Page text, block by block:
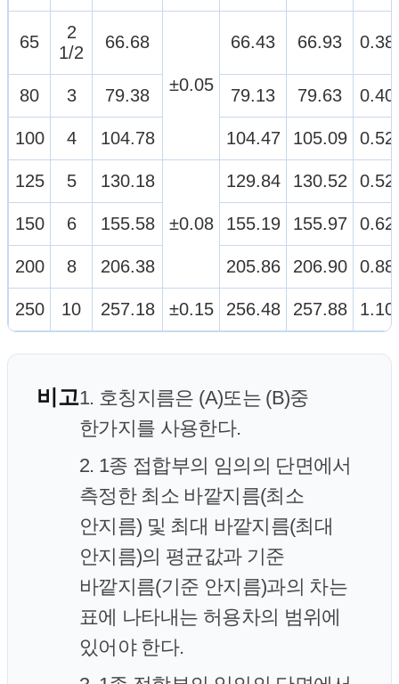
65
2
1/2
66.68
±0.05
66.43 66.93 0.38
80 3 79.38 79.13 79.63 0.40
100 4 104.78 104.47 105.09 0.52
125 5 130.18
±0.08
129.84 130.52 0.52
150 6 155.58 155.19 155.97 0.62
200 8 206.38 205.86 206.90 0.88
250 10 257.18 ±0.15 256.48 257.88 1.10
비고1. 호칭지름은 (A)또는 (B)중
한가지를 사용한다.
2. 1종 접합부의 임의의 단면에서
측정한 최소 바깥지름(최소
안지름) 및 최대 바깥지름(최대
안지름)의 평균값과 기준
바깥지름(기준 안지름)과의 차는
표에 나타내는 허용차의 범위에
있어야 한다.